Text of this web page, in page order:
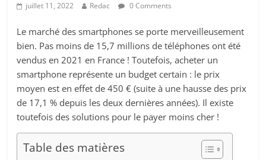
juillet 11, 2022 Redac 0 Comments
Le marché des smartphones se porte merveilleusement
bien. Pas moins de 15,7 millions de téléphones ont été
vendus en 2021 en France ! Toutefois, acheter un
smartphone représente un budget certain : le prix
moyen est en effet de 450 € (suite à une hausse des prix
de 17,1 % depuis les deux dernières années). Il existe
toutefois des solutions pour le payer moins cher !
Table des matières